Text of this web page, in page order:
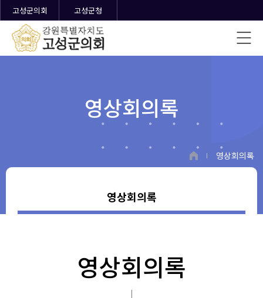
고성군의회 고성군청
영상회의록
영상회의록
영상회의록
영상회의록